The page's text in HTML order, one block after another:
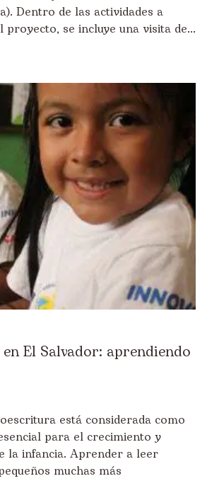
Dentro de las actividades a
se incluye una visita de...
El Salvador: aprendiendo
está considerada como
para el crecimiento y
la infancia. Aprender a leer
muchas más